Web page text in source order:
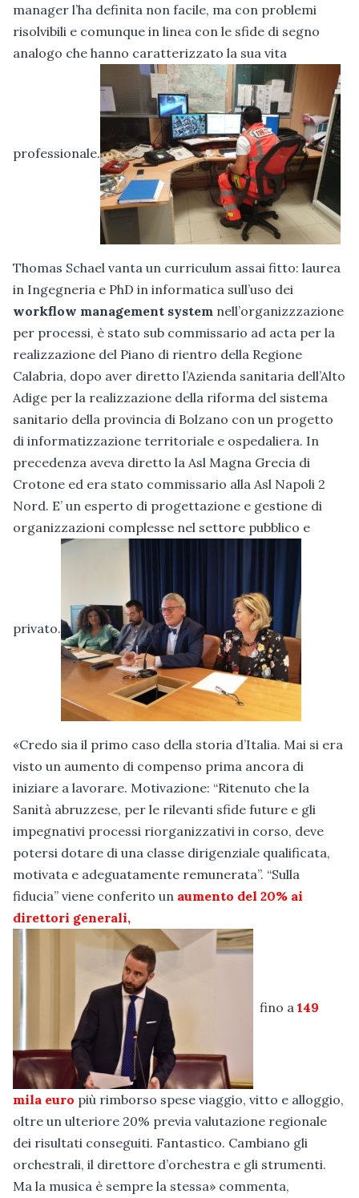
manager l’ha definita non facile, ma con problemi
risolvibili e comunque in linea con le sfide di segno
analogo che hanno caratterizzato la sua vita
professionale.
Thomas Schael vanta un curriculum assai fitto: laurea
in Ingegneria e PhD in informatica sull’uso dei
workflow management system nell’organizzzazione
per processi, è stato sub commissario ad acta per la
realizzazione del Piano di rientro della Regione
Calabria, dopo aver diretto l’Azienda sanitaria dell’Alto
Adige per la realizzazione della riforma del sistema
sanitario della provincia di Bolzano con un progetto
di informatizzazione territoriale e ospedaliera. In
precedenza aveva diretto la Asl Magna Grecia di
Crotone ed era stato commissario alla Asl Napoli 2
Nord. E’ un esperto di progettazione e gestione di
organizzazioni complesse nel settore pubblico e
privato.
«Credo sia il primo caso della storia d’Italia. Mai si era
visto un aumento di compenso prima ancora di
iniziare a lavorare. Motivazione: “Ritenuto che la
Sanità abruzzese, per le rilevanti sfide future e gli
impegnativi processi riorganizzativi in corso, deve
potersi dotare di una classe dirigenziale qualificata,
motivata e adeguatamente remunerata”. “Sulla
fiducia” viene conferito un aumento del 20% ai
direttori generali,
fino a 149
mila euro più rimborso spese viaggio, vitto e alloggio,
oltre un ulteriore 20% previa valutazione regionale
dei risultati conseguiti. Fantastico. Cambiano gli
orchestrali, il direttore d’orchestra e gli strumenti.
Ma la musica è sempre la stessa» commenta,